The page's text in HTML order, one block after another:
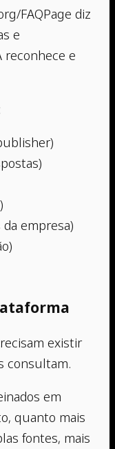
FAQPage diz
e
reconhece e
empresa)
existir
consultam.
em
quanto mais
fontes, mais